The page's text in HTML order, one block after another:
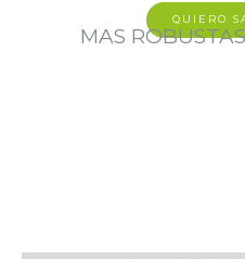
QUIERO
MAS